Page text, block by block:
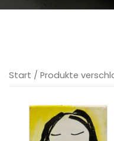
Start / Produkte